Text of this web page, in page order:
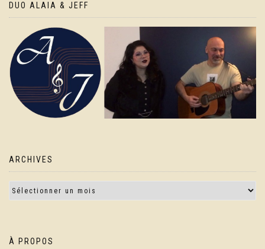
DUO ALAIA & JEFF
ARCHIVES
À PROPOS